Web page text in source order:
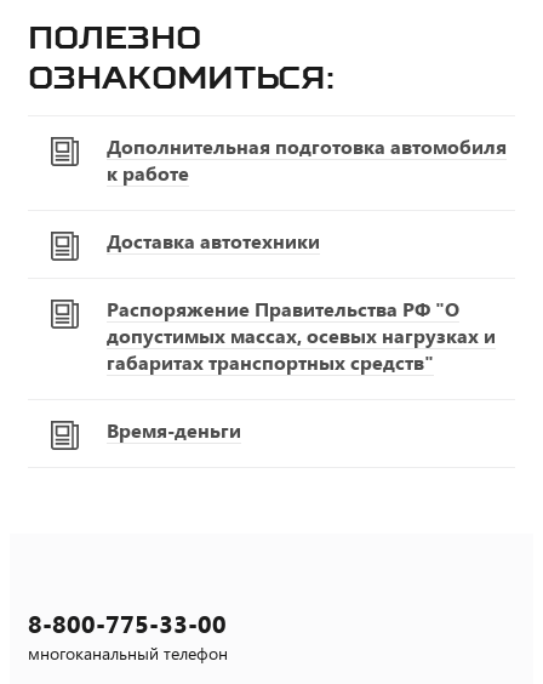
Полезно
ознакомиться:
Дополнительная подготовка автомобиля
к работе
Доставка автотехники
Распоряжение Правительства РФ "О
допустимых массах, осевых нагрузках и
габаритах транспортных средств"
Время-деньги
8-800-775-33-00
многоканальный телефон